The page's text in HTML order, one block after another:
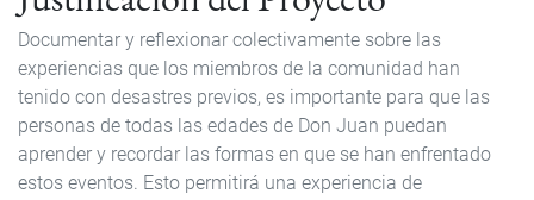
Documentar y reflexionar colectivamente sobre las
experiencias que los miembros de la comunidad han
tenido con desastres previos, es importante para que las
personas de todas las edades de Don Juan puedan
aprender y recordar las formas en que se han enfrentado
estos eventos. Esto permitirá una experiencia de